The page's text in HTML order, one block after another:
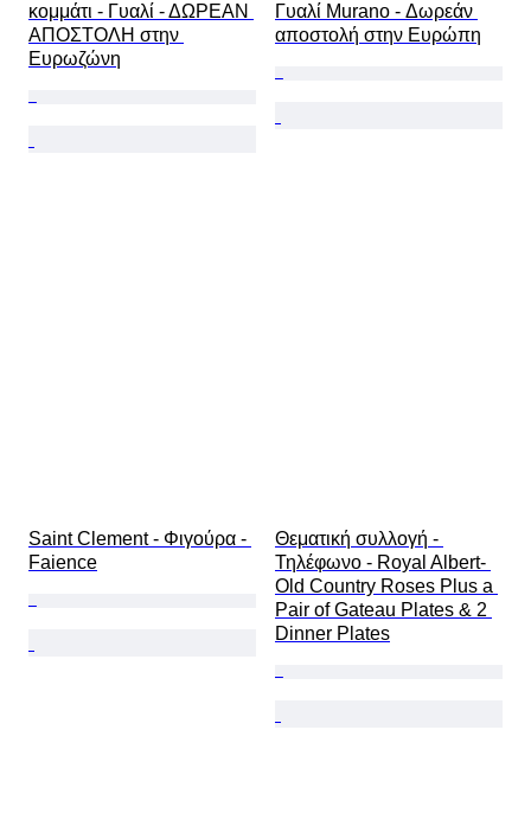
κομμάτι - Γυαλί - ΔΩΡΕΑΝ
ΑΠΟΣΤΟΛΗ στην
Ευρωζώνη
Γυαλί Murano - Δωρεάν
αποστολή στην Ευρώπη
Saint Clement - Φιγούρα -
Faience
Θεματική συλλογή -
Τηλέφωνο - Royal Albert-
Old Country Roses Plus a
Pair of Gateau Plates & 2
Dinner Plates